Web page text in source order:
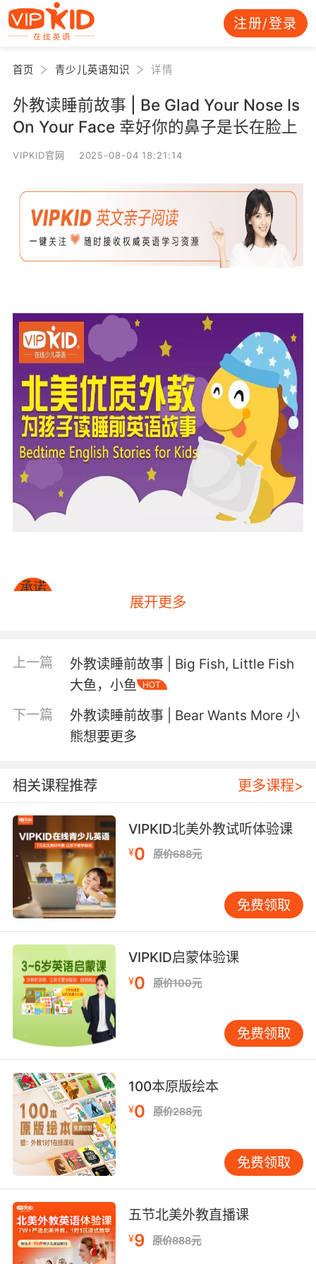
注册/登录
首页 青少儿英语知识 详情
外教读睡前故事 | Be Glad Your Nose Is
On Your Face 幸好你的鼻子是长在脸上
VIPKID官网 2025-08-04 18:21:14
承诺
学习英语的孩子。
音标准
一起来听听今天的睡前故事吧~↓↓↓
单词卡
Vocabulary Card
Catastrophe[kə'tæstrəfi]
n. 大灾难；大祸；惨败
Oblige[ə'blaɪdʒ]
v. 迫使；强制；施恩惠
展开更多
上一篇
外教读睡前故事 | Big Fish, Little Fish
大鱼，小鱼
HOT
下一篇
外教读睡前故事 | Bear Wants More 小
熊想要更多
相关课程推荐 更多课程>
VIPKID北美外教试听体验课
¥0 原价688元
免费领取
VIPKID启蒙体验课
¥0 原价100元
免费领取
100本原版绘本
¥0 原价288元
免费领取
五节北美外教直播课
¥9 原价888元